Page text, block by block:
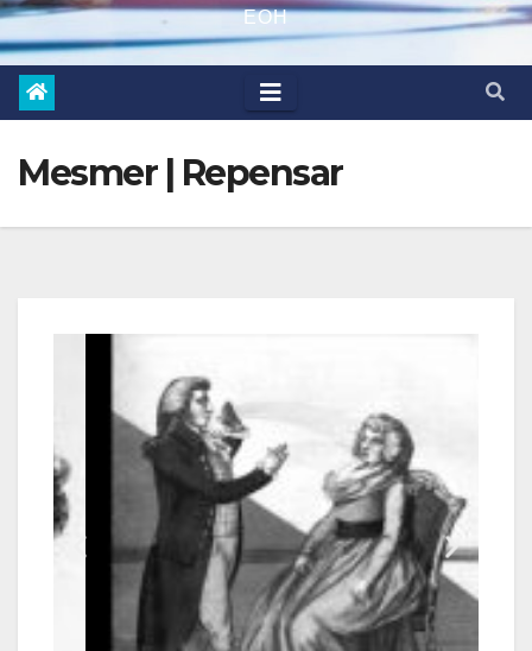
EOH
Mesmer | Repensar